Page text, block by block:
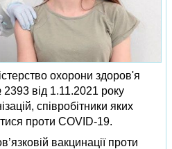
охорони здоров'я
від 1.11.2021 року
співробітники яких
проти COVID-19.
вакцинації проти